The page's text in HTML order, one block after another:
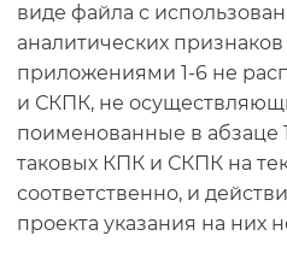
виде файла с
аналитических признаков
приложениями 1-6 не
и СКПК, не
поименованные в абзаце
таковых КПК и СКПК на
соответственно, и
проекта указания на них